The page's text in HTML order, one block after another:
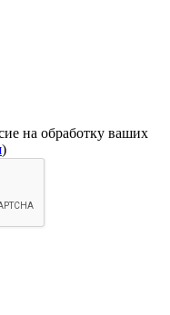
на обработку ваших
)